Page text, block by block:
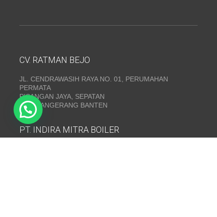
CV. RATMAN BEJO
JL. CENDRAWASIH RAYA NO. 01, PERUMAHAN
PERMATA
PISANGAN JAYA, SEPATAN
KAB. TANGERANG BANTEN
PT. INDIRA MITRA BOILER